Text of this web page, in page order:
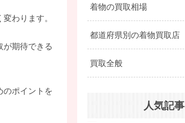
わります。
期待できる
のポイントを
着物の買取相場
都道府県別の着物買取店
買取全般
人気記事